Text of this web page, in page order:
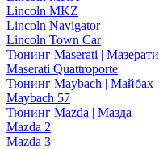
Lincoln MKZ
Lincoln Navigator
Lincoln Town Car
Тюнинг Maserati | Мазерати
Maserati Quattroporte
Тюнинг Maybach | Майбах
Maybach 57
Тюнинг Mazda | Мазда
Mazda 2
Mazda 3